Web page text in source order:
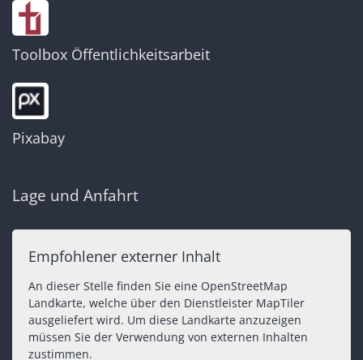
Toolbox Öffentlichkeitsarbeit
Pixabay
Lage und Anfahrt
Empfohlener externer Inhalt
An dieser Stelle finden Sie eine OpenStreetMap
Landkarte, welche über den Dienstleister MapTiler
ausgeliefert wird. Um diese Landkarte anzuzeigen
müssen Sie der Verwendung von externen Inhalten
zustimmen.